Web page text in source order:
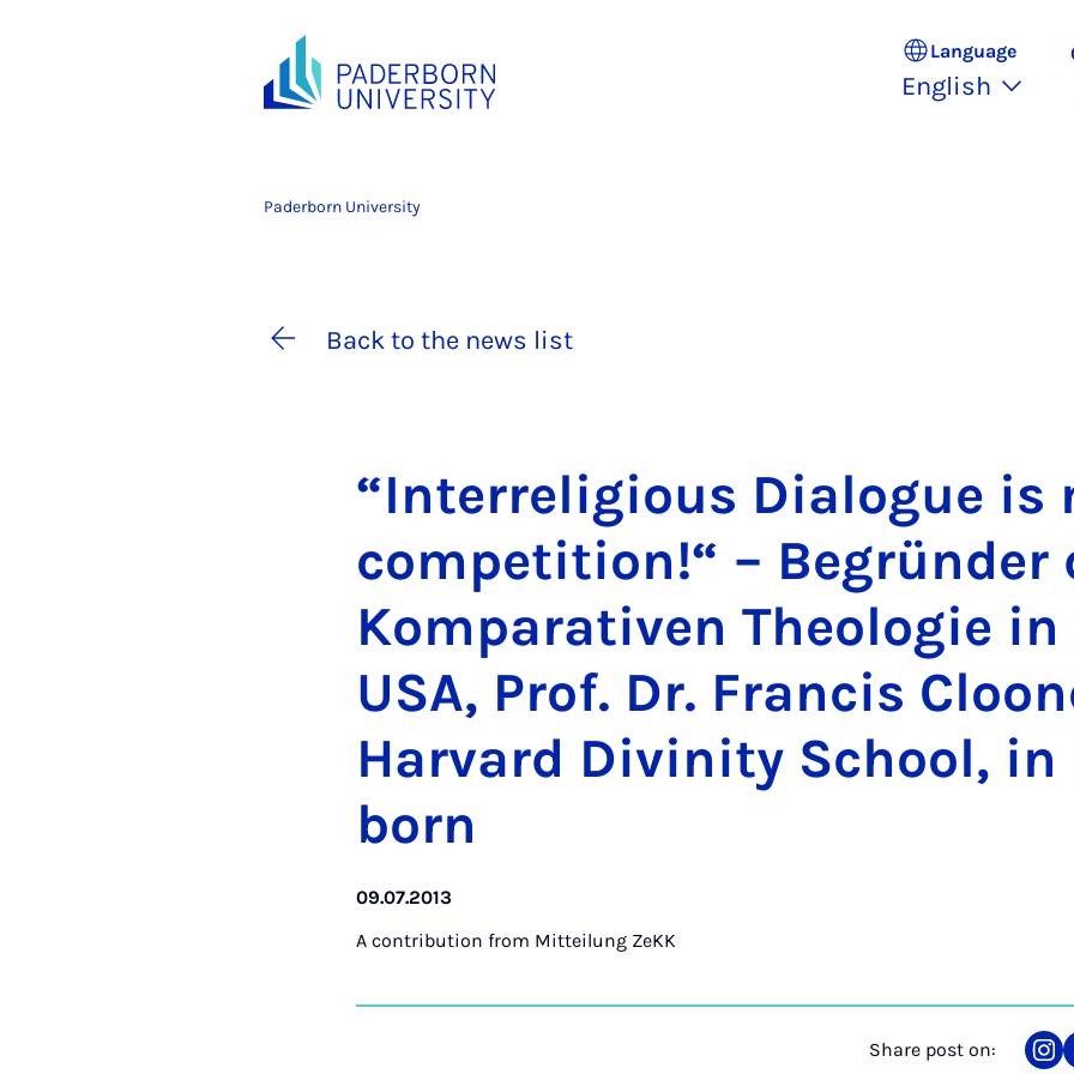
Language
English
Paderborn University
Back to the news list
“In­ter­re­li­gious Dia­logue is
com­pet­i­tion!“ – Be­gründer
Kom­par­at­iven Theo­lo­gie in
USA, Prof. Dr. Fran­cis
Har­vard Di­vin­ity School,
born
09.07.2013
A contribution from Mitteilung ZeKK
Share post on: